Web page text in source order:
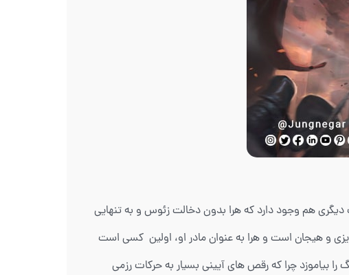
هم وجود دارد که هرا بدون دخالت زئوس و به تنهایی
و هیجان است و هرا به عنوان مادر او، اولین کسی است
بیاموزد چرا که رقص های آیینی بسیار به حرکات رزمی